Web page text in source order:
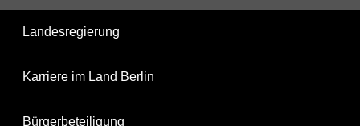
Landesregierung
Karriere im Land Berlin
Bürgerbeteiligung